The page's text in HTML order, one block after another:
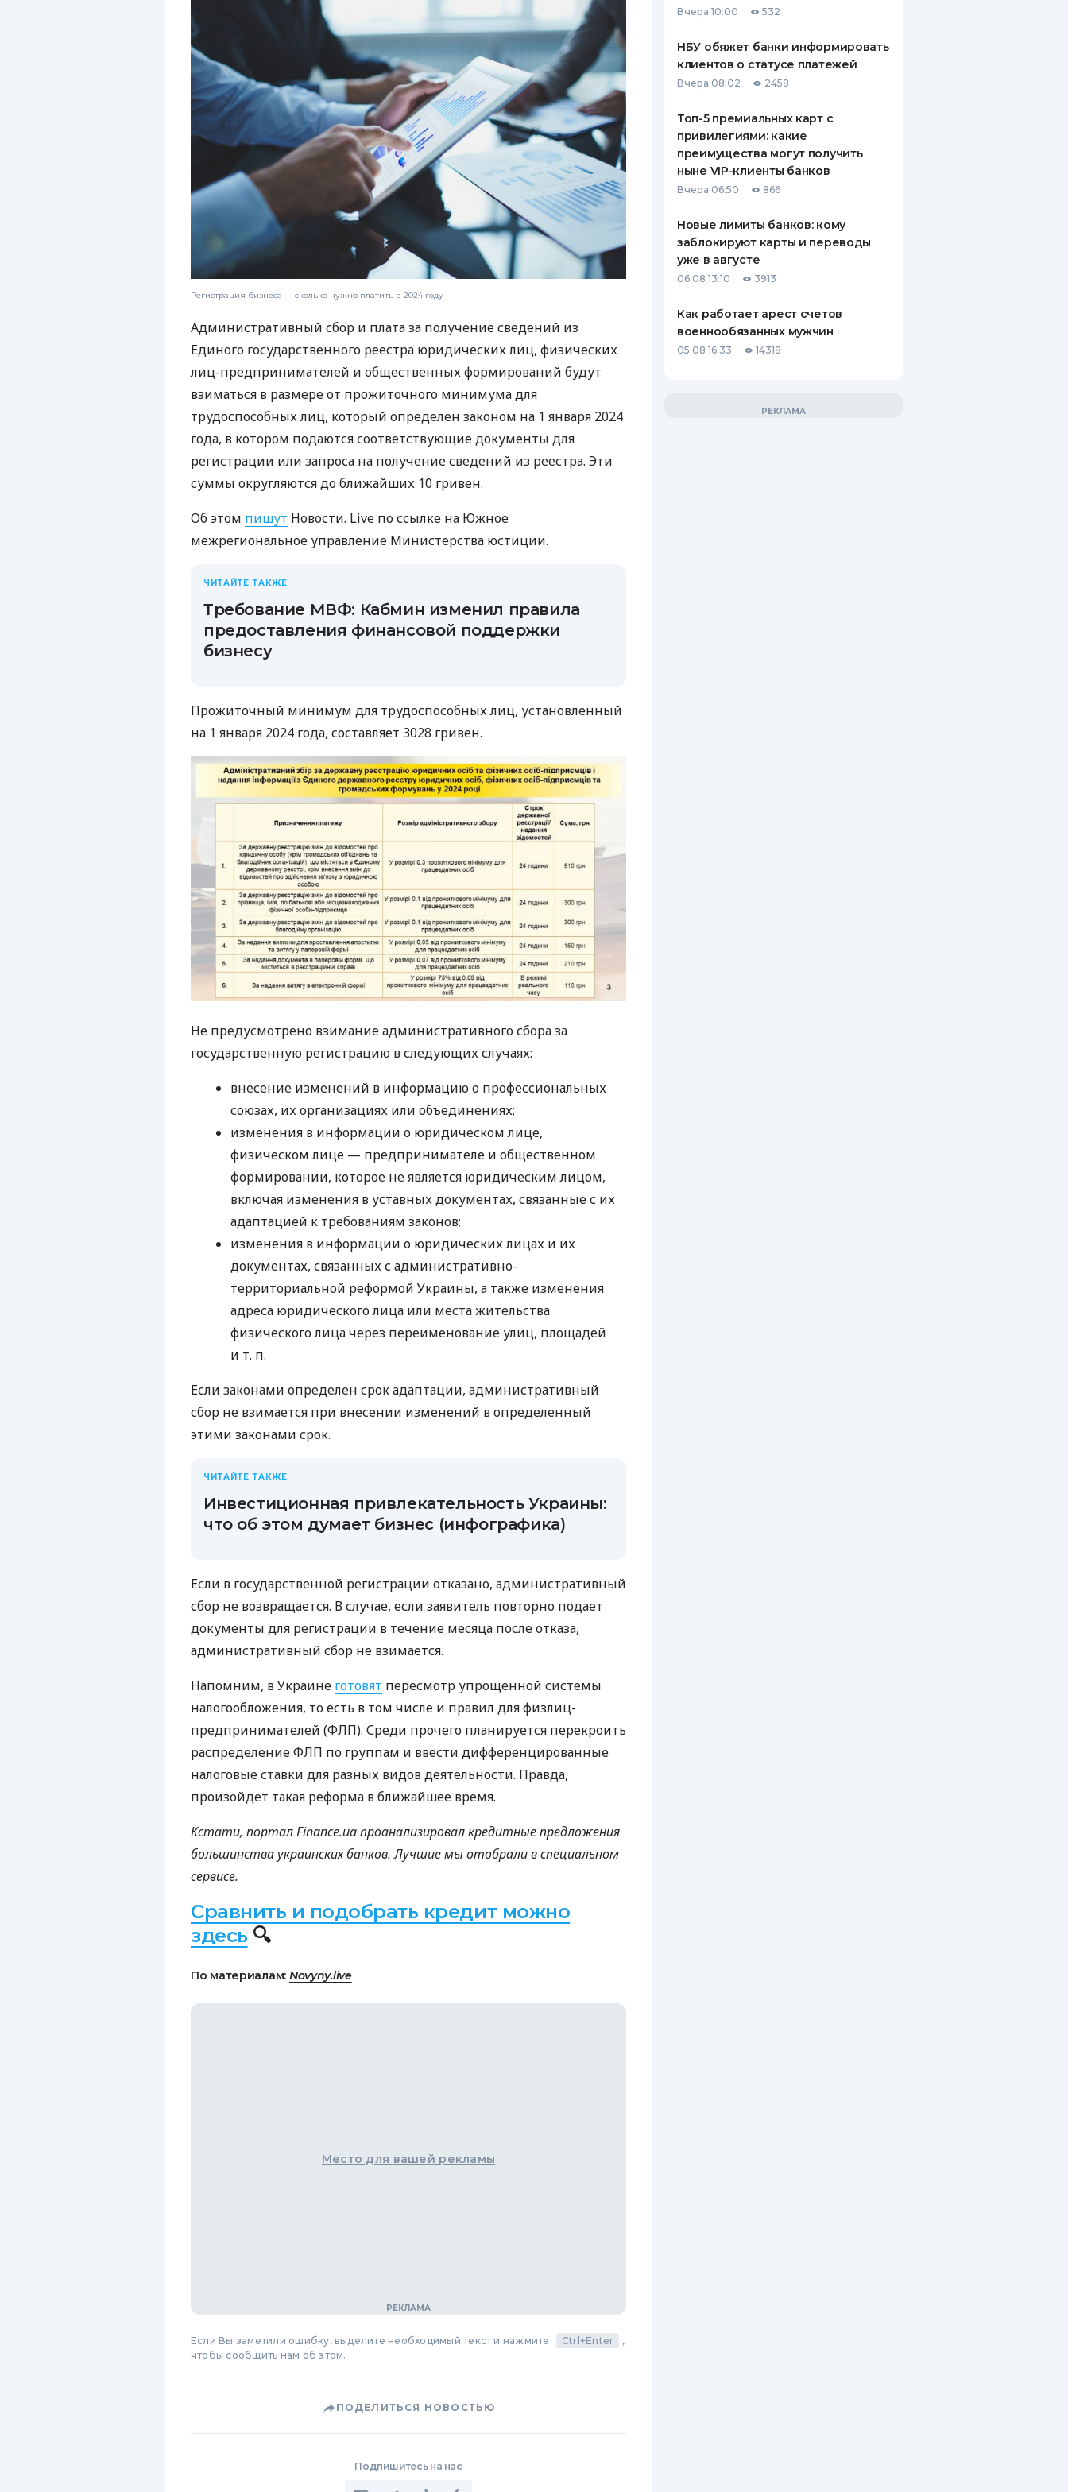
ЕЖЕМЕСЯЧНЫЙ ОБЗОР
КЕШБЭКА
ПУТЕВОДИТЕЛИ ПО
БАНКОВСКИМ КАРТАМ
СТРАХОВАНИЮ
ВСЕ СТРАХОВЫЕ ПОЛИСЫ
ОТЗЫВЫ О СТРАХОВЫХ
КОМПАНИЯХ
Регистрация бизнеса — сколько нужно платить в 2024 году
Административный сбор и плата за получение сведений из
Единого государственного реестра юридических лиц, физических
лиц-предпринимателей и общественных формирований будут
взиматься в размере от прожиточного минимума для
трудоспособных лиц, который определен законом на 1 января 2024
года, в котором подаются соответствующие документы для
регистрации или запроса на получение сведений из реестра. Эти
суммы округляются до ближайших 10 гривен.
Об этом пишут Новости. Live по ссылке на Южное
межрегиональное управление Министерства юстиции.
ЧИТАЙТЕ ТАКЖЕ
Требование МВФ: Кабмин изменил правила
предоставления финансовой поддержки
бизнесу
Прожиточный минимум для трудоспособных лиц, установленный
на 1 января 2024 года, составляет 3028 гривен.
Не предусмотрено взимание административного сбора за
государственную регистрацию в следующих случаях:
внесение изменений в информацию о профессиональных
союзах, их организациях или объединениях;
изменения в информации о юридическом лице,
физическом лице — предпринимателе и общественном
формировании, которое не является юридическим лицом,
включая изменения в уставных документах, связанные с их
адаптацией к требованиям законов;
изменения в информации о юридических лицах и их
документах, связанных с административно-
территориальной реформой Украины, а также изменения
адреса юридического лица или места жительства
физического лица через переименование улиц, площадей
и т. п.
Если законами определен срок адаптации, административный
сбор не взимается при внесении изменений в определенный
этими законами срок.
ЧИТАЙТЕ ТАКЖЕ
Инвестиционная привлекательность Украины:
что об этом думает бизнес (инфографика)
Если в государственной регистрации отказано, административный
сбор не возвращается. В случае, если заявитель повторно подает
документы для регистрации в течение месяца после отказа,
административный сбор не взимается.
Напомним, в Украине готовят пересмотр упрощенной системы
налогообложения, то есть в том числе и правил для физлиц-
предпринимателей (ФЛП). Среди прочего планируется перекроить
распределение ФЛП по группам и ввести дифференцированные
налоговые ставки для разных видов деятельности. Правда,
произойдет такая реформа в ближайшее время.
Кстати, портал Finance.ua проанализировал кредитные предложения
большинства украинских банков. Лучшие мы отобрали в специальном
сервисе.
Сравнить и подобрать кредит можно
здесь 🔍
По материалам: Novyny.live
Место для вашей рекламы
Если Вы заметили ошибку, выделите необходимый текст и нажмите Ctrl+Enter
,
чтобы сообщить нам об этом.
ПОДЕЛИТЬСЯ НОВОСТЬЮ
Подпишитесь на нас
Вчера 10:00 532
НБУ обяжет банки информировать
клиентов о статусе платежей
Вчера 08:02 2458
Топ-5 премиальных карт с
привилегиями: какие
преимущества могут получить
ныне VIP-клиенты банков
Вчера 06:50 866
Новые лимиты банков: кому
заблокируют карты и переводы
уже в августе
06.08 13:10 3913
Как работает арест счетов
военнообязанных мужчин
05.08 16:33 14318